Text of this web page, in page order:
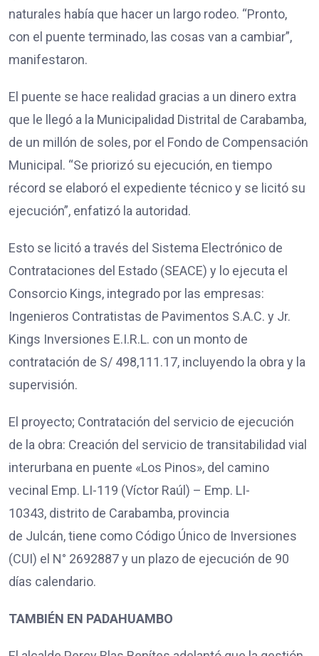
naturales había que hacer un largo rodeo. “Pronto,
con el puente terminado, las cosas van a cambiar”,
manifestaron.
El puente se hace realidad gracias a un dinero extra
que le llegó a la Municipalidad Distrital de Carabamba,
de un millón de soles, por el Fondo de Compensación
Municipal. “Se priorizó su ejecución, en tiempo
récord se elaboró el expediente técnico y se licitó su
ejecución”, enfatizó la autoridad.
Esto se licitó a través del Sistema Electrónico de
Contrataciones del Estado (SEACE) y lo ejecuta el
Consorcio Kings, integrado por las empresas:
Ingenieros Contratistas de Pavimentos S.A.C. y Jr.
Kings Inversiones E.I.R.L. con un monto de
contratación de S/ 498,111.17, incluyendo la obra y la
supervisión.
El proyecto; Contratación del servicio de ejecución
de la obra: Creación del servicio de transitabilidad vial
interurbana en puente «Los Pinos», del camino
vecinal Emp. LI-119 (Víctor Raúl) – Emp. LI-
10343, distrito de Carabamba, provincia
de Julcán, tiene como Código Único de Inversiones
(CUI) el N° 2692887 y un plazo de ejecución de 90
días calendario.
TAMBIÉN EN PADAHUAMBO